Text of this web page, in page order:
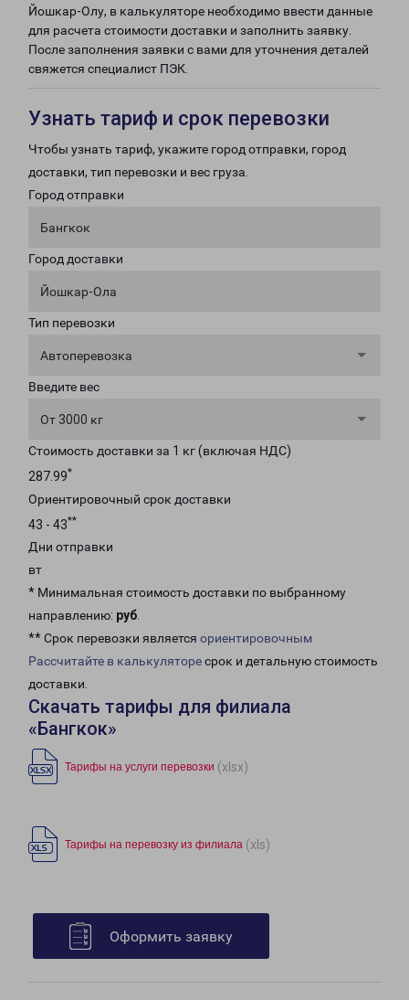
Йошкар-Олу, в калькуляторе необходимо ввести данные
для расчета стоимости доставки и заполнить заявку.
После заполнения заявки с вами для уточнения деталей
свяжется специалист ПЭК.
Узнать тариф и срок перевозки
Чтобы узнать тариф, укажите город отправки, город
доставки, тип перевозки и вес груза.
Город отправки
Бангкок
Город доставки
Йошкар-Ола
Тип перевозки
Автоперевозка
Введите вес
От 3000 кг
Стоимость доставки за 1 кг (включая НДС)
287.99*
Ориентировочный срок доставки
43 - 43**
Дни отправки
вт
* Минимальная стоимость доставки по выбранному
направлению: руб.
** Срок перевозки является ориентировочным
Рассчитайте в калькуляторесрок и детальную стоимость
доставки.
Скачать тарифы для филиала
«Бангкок»
Тарифы на услуги перевозки (xlsx)
Тарифы на перевозку из филиала (xls)
Оформить заявку